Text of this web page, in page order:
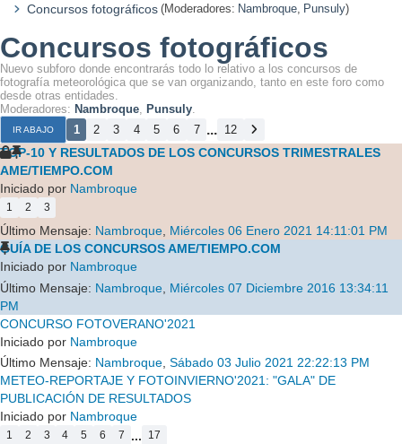
Concursos fotográficos (Moderadores: Nambroque, Punsuly)
Concursos fotográficos
Nuevo subforo donde encontrarás todo lo relativo a los concursos de
fotografía meteorológica que se van organizando, tanto en este foro como
desde otras entidades.
Moderadores: Nambroque, Punsuly.
IR ABAJO 1 2 3 4 5 6 7 ... 12
TOP-10 Y RESULTADOS DE LOS CONCURSOS TRIMESTRALES
AME/TIEMPO.COM
Iniciado por Nambroque
1 2 3
Último Mensaje: Nambroque Miércoles 06 Enero 2021 14:11:01 PM
GUÍA DE LOS CONCURSOS AME/TIEMPO.COM
Iniciado por Nambroque
Último Mensaje: Nambroque Miércoles 07 Diciembre 2016 13:34:11
PM
CONCURSO FOTOVERANO'2021
Iniciado por Nambroque
Último Mensaje: Nambroque Sábado 03 Julio 2021 22:22:13 PM
METEO-REPORTAJE Y FOTOINVIERNO'2021: "GALA" DE
PUBLICACIÓN DE RESULTADOS
Iniciado por Nambroque
1 2 3 4 5 6 7 ... 17